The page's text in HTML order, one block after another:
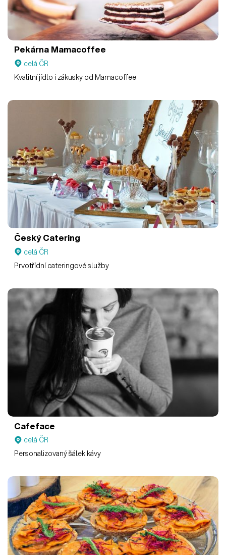
Pekárna Mamacoffee
celá ČR
Kvalitní jídlo i zákusky od Mamacoffee
Český Catering
celá ČR
Prvotřídní cateringové služby
Cafeface
celá ČR
Personalizovaný šálek kávy